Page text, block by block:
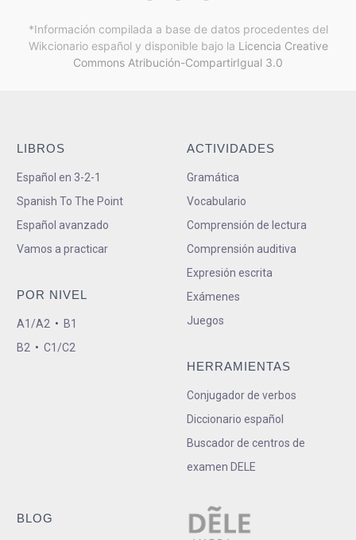
*Información compilada a base de datos procedentes del
Wikcionario español y disponible bajo la Licencia Creative
Commons Atribución-CompartirIgual 3.0
LIBROS
Español en 3-2-1
Spanish To The Point
Español avanzado
Vamos a practicar
POR NIVEL
A1/A2 • B1
B2 • C1/C2
ACTIVIDADES
Gramática
Vocabulario
Comprensión de lectura
Comprensión auditiva
Expresión escrita
Exámenes
Juegos
HERRAMIENTAS
Conjugador de verbos
Diccionario español
Buscador de centros de
examen DELE
BLOG